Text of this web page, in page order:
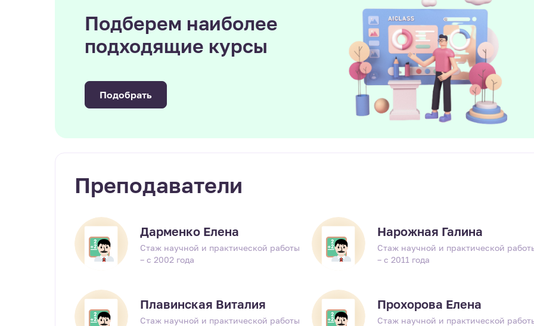
Подберем наиболее
подходящие курсы
Подобрать
Преподаватели
Дарменко Елена
Стаж научной и практической работы
– с 2002 года
Нарожная Галина
Стаж научной и практической
– с 2011 года
Плавинская Виталия
Стаж научной и практической работы
Прохорова Елена
Стаж научной и практической